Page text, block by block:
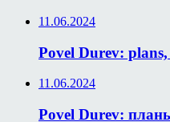
11.06.2024
Povel Durev:
11.06.2024
Povel Durev: